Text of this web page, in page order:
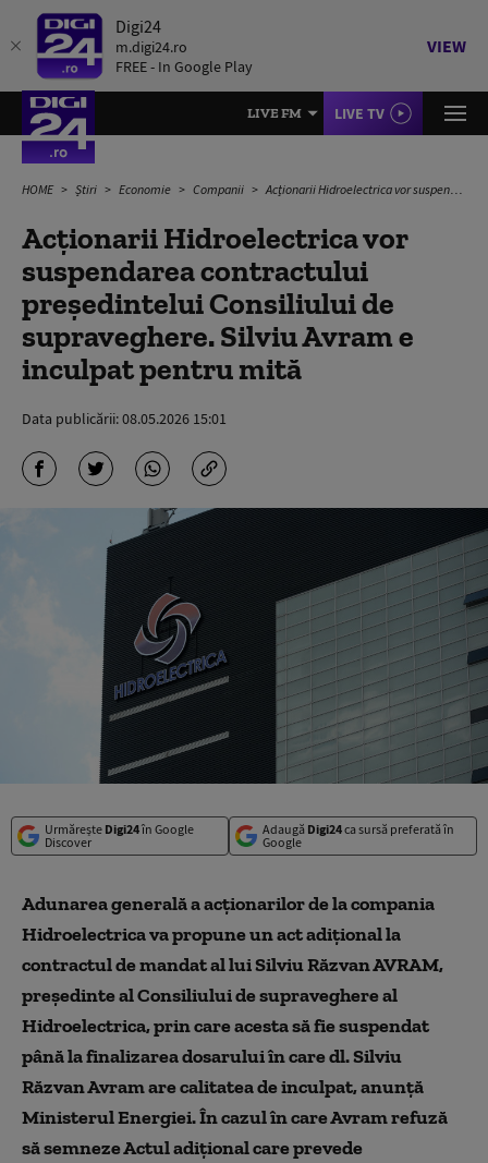
Digi24
m.digi24.ro
FREE - In Google Play
VIEW
LIVE FM LIVE TV
HOME Știri Economie Companii Acționarii Hidroelectrica vor suspendarea contractului preşedintelui Consiliului de supraveghere. Silviu Avram e inculpat pentru mită
Acționarii Hidroelectrica vor
suspendarea contractului
preşedintelui Consiliului de
supraveghere. Silviu Avram e
inculpat pentru mită
Data publicării:08.05.2026 15:01
Urmărește Digi24în Google
Discover
Adaugă Digi24ca sursă preferată în
Google
Adunarea generală a acţionarilor de la compania
Hidroelectrica va propune un act adiţional la
contractul de mandat al lui Silviu Răzvan AVRAM,
preşedinte al Consiliului de supraveghere al
Hidroelectrica, prin care acesta să fie suspendat
până la finalizarea dosarului în care dl. Silviu
Răzvan Avram are calitatea de inculpat, anunţă
Ministerul Energiei. În cazul în care Avram refuză
să semneze Actul adiţional care prevede